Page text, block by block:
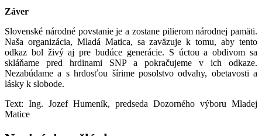
Záver
Slovenské národné povstanie je a zostane pilierom národnej pamäti.
Naša organizácia, Mladá Matica, sa zaväzuje k tomu, aby tento
odkaz bol živý aj pre budúce generácie. S úctou a obdivom sa
skláňame pred hrdinami SNP a pokračujeme v ich odkaze.
Nezabúdame a s hrdosťou šírime posolstvo odvahy, obetavosti a
lásky k slobode.
Text: Ing. Jozef Humeník, predseda Dozorného výboru Mladej
Matice